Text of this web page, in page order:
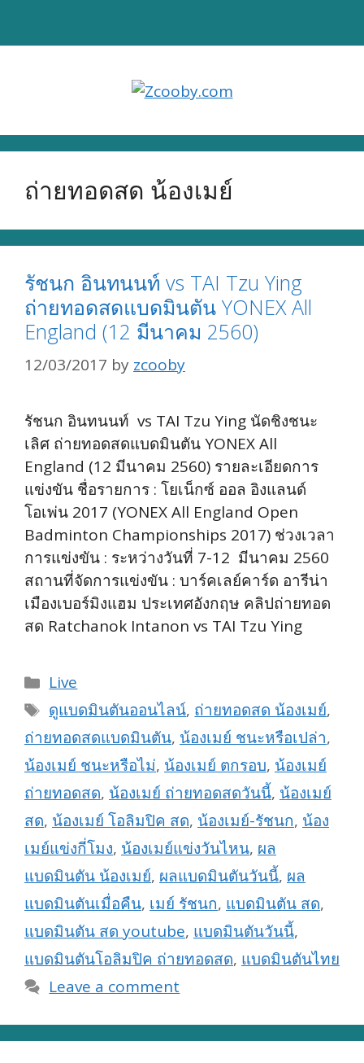
ถ่ายทอดสด น้องเมย์
รัชนก อินทนนท์ vs TAI Tzu Ying
ถ่ายทอดสดแบดมินตัน YONEX All
England (12 มีนาคม 2560)
12/03/2017 by zcooby
รัชนก อินทนนท์ vs TAI Tzu Ying นัดชิงชนะ
เลิศ ถ่ายทอดสดแบดมินตัน YONEX All
England (12 มีนาคม 2560) รายละเอียดการ
แข่งขัน ชื่อรายการ : โยเน็กซ์ ออล อิงแลนด์
โอเพ่น 2017 (YONEX All England Open
Badminton Championships 2017) ช่วงเวลา
การแข่งขัน : ระหว่างวันที่ 7-12 มีนาคม 2560
สถานที่จัดการแข่งขัน : บาร์คเลย์คาร์ด อารีน่า
เมืองเบอร์มิงแฮม ประเทศอังกฤษ คลิปถ่ายทอด
สด Ratchanok Intanon vs TAI Tzu Ying
Categories
Live
Tags
ดูแบดมินตันออนไลน์, ถ่ายทอดสด น้องเมย์,
ถ่ายทอดสดแบดมินตัน, น้องเมย์ ชนะหรือเปล่า,
น้องเมย์ ชนะหรือไม่, น้องเมย์ ตกรอบ, น้องเมย์
ถ่ายทอดสด, น้องเมย์ ถ่ายทอดสดวันนี้, น้องเมย์
สด, น้องเมย์ โอลิมปิค สด, น้องเมย์-รัชนก, น้อง
เมย์แข่งกี่โมง, น้องเมย์แข่งวันไหน, ผล
แบดมินตัน น้องเมย์, ผลแบดมินตันวันนี้, ผล
แบดมินตันเมื่อคืน, เมย์ รัชนก, แบดมินตัน สด,
แบดมินตัน สด youtube, แบดมินตันวันนี้,
แบดมินตันโอลิมปิค ถ่ายทอดสด, แบดมินตันไทย
Leave a comment